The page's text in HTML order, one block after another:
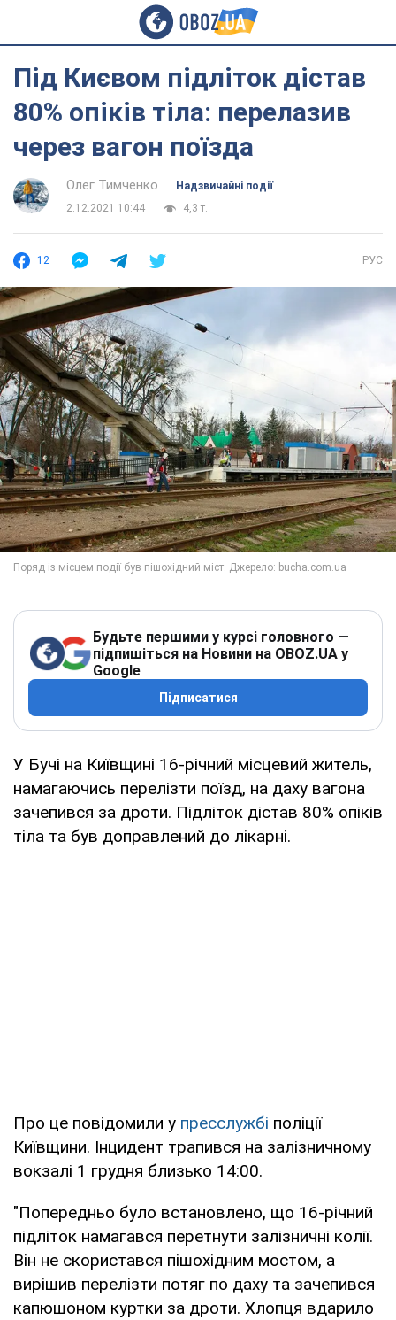
Під Києвом підліток дістав
80% опіків тіла: перелазив
через вагон поїзда
Олег Тимченко
Надзвичайні події
2.12.2021 10:44
4,3 т.
12 РУС
Будьте першими у курсі головного —
підпишіться на Новини на OBOZ.UA у
Google
Підписатися
У Бучі на Київщині 16-річний місцевий житель,
намагаючись перелізти поїзд, на даху вагона
зачепився за дроти. Підліток дістав 80% опіків
тіла та був доправлений до лікарні.
Про це повідомили у пресслужбі поліції
Київщини. Інцидент трапився на залізничному
вокзалі 1 грудня близько 14:00.
"Попередньо було встановлено, що 16-річний
підліток намагався перетнути залізничні колії.
Він не скористався пішохідним мостом, а
вирішив перелізти потяг по даху та зачепився
капюшоном куртки за дроти. Хлопця вдарило